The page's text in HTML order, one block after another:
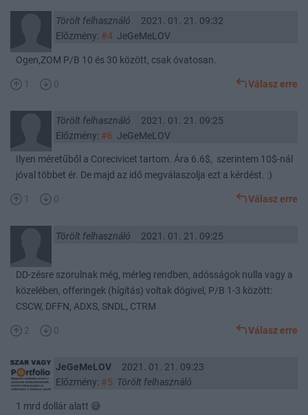
Törölt felhasználó
2021. 01. 21. 09:32
Előzmény: #4JeGeMeLOV
Ogen,ZOM P/B 10 és 30 között, csak óvatosan.
1 0 Válasz erre
Törölt felhasználó
2021. 01. 21. 09:25
Előzmény: #6 JeGeMeLOV
Ilyen méretűből a Corecivicet tartom. Ára 6.6$, szerintem 10$-nál
jóval többet ér. De majd az idő megválaszolja ezt a kérdést. :)
1 0 Válasz erre
Törölt felhasználó 2021. 01. 21. 09:25
DD-zésre szorulnak még, mérleg rendben, adósságok nulla vagy a
közelében, offeringek (hígítás) voltak dögivel, P/B 1-3 között:
CSCW, DFFN, ADXS, SNDL, CTRM
2 0 Válasz erre
JeGeMeLOV
2021. 01. 21. 09:23
Előzmény: #5 Törölt felhasználó
1 mrd dollár alatt 😅